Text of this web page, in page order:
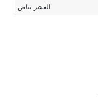
القشر بياض